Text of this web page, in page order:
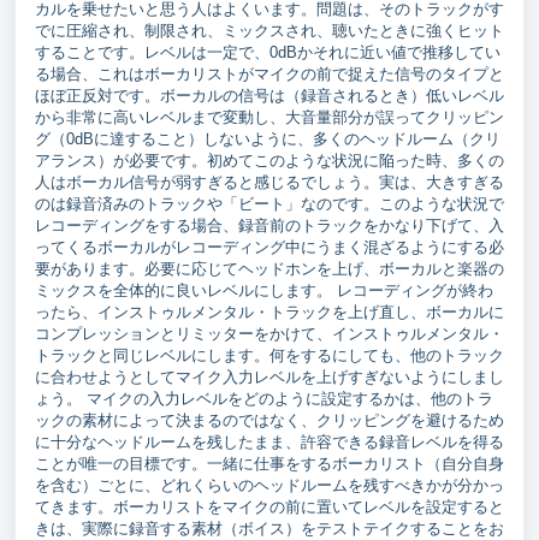
カルを乗せたいと思う人はよくいます。問題は、そのトラックがす
でに圧縮され、制限され、ミックスされ、聴いたときに強くヒット
することです。レベルは一定で、0dBかそれに近い値で推移してい
る場合、これはボーカリストがマイクの前で捉えた信号のタイプと
ほぼ正反対です。ボーカルの信号は（録音されるとき）低いレベル
から非常に高いレベルまで変動し、大音量部分が誤ってクリッピン
グ（0dBに達すること）しないように、多くのヘッドルーム（クリ
アランス）が必要です。初めてこのような状況に陥った時、多くの
人はボーカル信号が弱すぎると感じるでしょう。実は、大きすぎる
のは録音済みのトラックや「ビート」なのです。このような状況で
レコーディングをする場合、録音前のトラックをかなり下げて、入
ってくるボーカルがレコーディング中にうまく混ざるようにする必
要があります。必要に応じてヘッドホンを上げ、ボーカルと楽器の
ミックスを全体的に良いレベルにします。 レコーディングが終わ
ったら、インストゥルメンタル・トラックを上げ直し、ボーカルに
コンプレッションとリミッターをかけて、インストゥルメンタル・
トラックと同じレベルにします。何をするにしても、他のトラック
に合わせようとしてマイク入力レベルを上げすぎないようにしまし
ょう。 マイクの入力レベルをどのように設定するかは、他のトラ
ックの素材によって決まるのではなく、クリッピングを避けるため
に十分なヘッドルームを残したまま、許容できる録音レベルを得る
ことが唯一の目標です。一緒に仕事をするボーカリスト（自分自身
を含む）ごとに、どれくらいのヘッドルームを残すべきかが分かっ
てきます。ボーカリストをマイクの前に置いてレベルを設定すると
きは、実際に録音する素材（ボイス）をテストテイクすることをお